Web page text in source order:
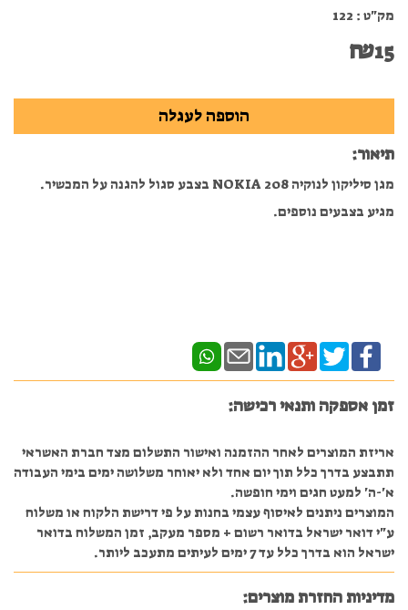
מק"ט : 122
₪15
תיאור:
מגן סיליקון לנוקיה 208 NOKIA בצבע סגול להגנה על המכשיר.
מגיע בצבעים נוספים.
זמן אספקה ותנאי רכישה:
אריזת המוצרים לאחר ההזמנה ואישור התשלום מצד חברת האשראי
תתבצע בדרך כלל תוך יום אחד ולא יאוחר משלושה ימים בימי העבודה
א'-ה' למעט חגים וימי חופשה.
המוצרים ניתנים לאיסוף עצמי בחנות על פי דרישת הלקוח או משלוח
ע"י דואר ישראל בדואר רשום + מספר מעקב, זמן המשלוח בדואר
ישראל הוא בדרך כלל עד 7 ימים לעיתים מתעכב ליותר.
מדיניות החזרת מוצרים: